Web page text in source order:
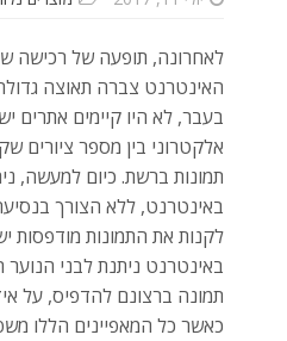
לאחרונה, תופעה של רכישה
האינטרנט צברה תאוצה
בעבר, לא היו קיימים אתרים
אלקטרוני בין מספר ציורים
תמונות ברשת. כיום למעשה,
באינטרנט, ללא הצורך
לקנות את התמונות מודפסות
באינטרנט ניתנת לבני
תמונה ברצונם להדפיס, על
כאשר כל המאפיינים הללו